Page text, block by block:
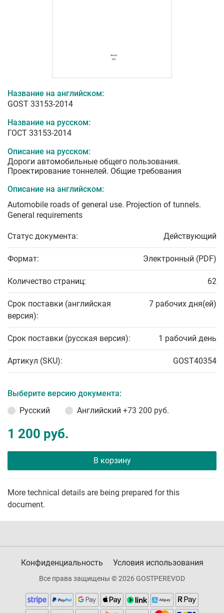
Название на английском:
GOST 33153-2014
Название на русском:
ГОСТ 33153-2014
Описание на русском:
Дороги автомобильные общего пользования.
Проектирование тоннелей. Общие требования
Описание на английском:
Automobile roads of general use. Projection of tunnels.
General requirements
Статус документа: Действующий
Формат: Электронный (PDF)
Количество страниц: 62
Срок поставки (английская
версия):
7 рабочих дня(ей)
Срок поставки (русская версия): 1 рабочий день
Артикул (SKU): GOST40354
Выберите версию документа:
Русский
Английский +73 200 руб.
1 200 руб.
В корзину
More technical details are being prepared for this
document.
Конфиденциальность Условия использования
Все права защищены © 2026 GOSTPEREVOD